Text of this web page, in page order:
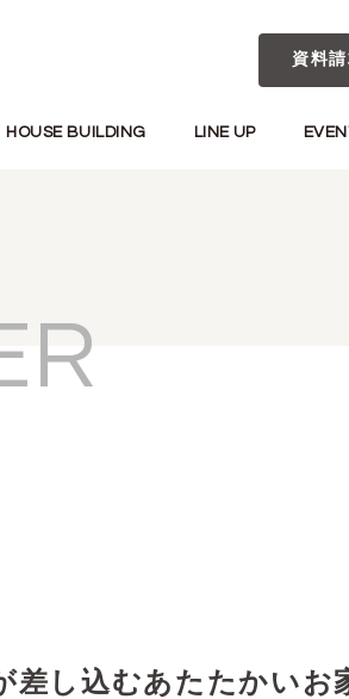
資料
HOUSE BUILDING LINE UP
差し込むあたたかいお